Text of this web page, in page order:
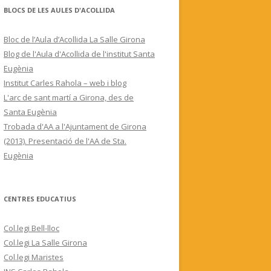
BLOCS DE LES AULES D'ACOLLIDA
Bloc de l’Aula d’Acollida La Salle Girona
Blog de l'Aula d'Acollida de l'institut Santa
Eugènia
Institut Carles Rahola – web i blog
L'arc de sant martí a Girona, des de
Santa Eugènia
Trobada d'AA a l'Ajuntament de Girona
(2013). Presentació de l'AA de Sta.
Eugènia
CENTRES EDUCATIUS
Col.legi Bell-lloc
Col.legi La Salle Girona
Col.legi Maristes